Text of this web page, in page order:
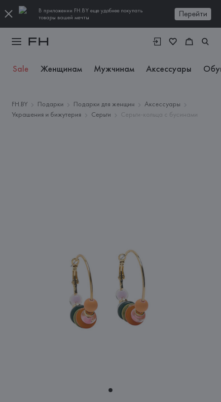
В приложении FH.BY еще удобнее покупать
товары вашей мечты
Перейти
Sale Женщинам Мужчинам Аксессуары
FH.BY Подарки Подарки для женщин
Аксессуары
Украшения и бижутерия
Серьги Серьги-кольца с бусинами